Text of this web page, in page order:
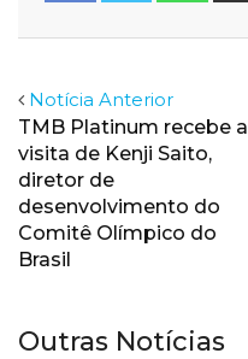
Notícia Anterior
TMB Platinum recebe a
visita de Kenji Saito,
diretor de
desenvolvimento do
Comitê Olímpico do
Brasil
Outras Notícias